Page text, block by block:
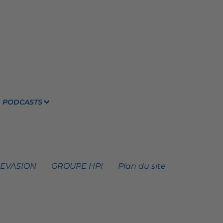
PODCASTS
GROUPE HPI Plan du site